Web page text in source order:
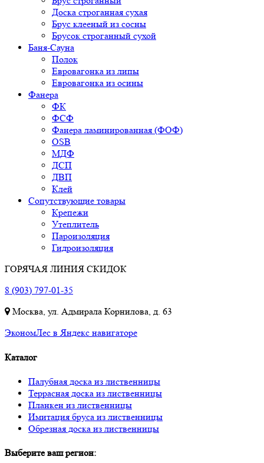
Доска строганная сухая
Брус клееный из сосны
Брусок строганный сухой
Баня-Сауна
Полок
Евровагонка из липы
Евровагонка из осины
Фанера
ФК
ФСФ
Фанера ламинированная (ФОФ)
OSB
МДФ
ДСП
ДВП
Клей
Сопутствующие товары
Крепежи
Утеплитель
Пароизоляция
Гидроизоляция
ГОРЯЧАЯ ЛИНИЯ СКИДОК
8 (903) 797-01-35
Москва, ул. Адмирала Корнилова, д. 63
ЭкономЛес в Яндекс навигаторе
Каталог
Палубная доска из лиственницы
Террасная доска из лиственницы
Планкен из лиственницы
Имитация бруса из лиственницы
Обрезная доска из лиственницы
Выберите ваш регион: